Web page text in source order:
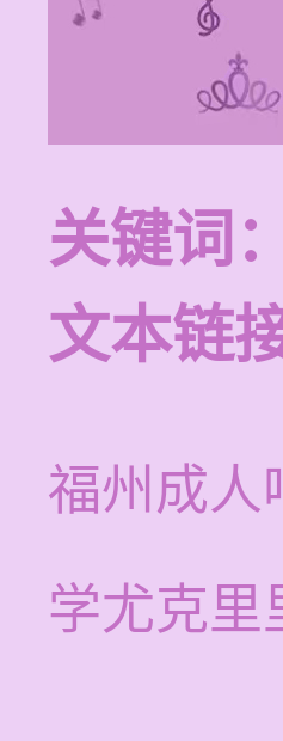
关键词：
文本链接
福州成人
学尤克里